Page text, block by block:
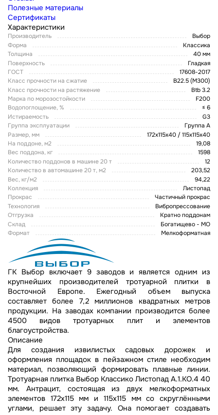
Полезные материалы
Сертификаты
Характеристики
Производитель
Выбор
Форма
Классика
Толщина
40 мм
Поверхность
Гладкая
ГОСТ
17608-2017
Класс прочности на сжатие
B22.5 (M300)
Класс прочности на растяжение
Btb 3.2
Марка по морозостойкости
F200
Водопоглощение, %
≤ 6
Истираемость
G3
Группа эксплуатации
Группа А
Размер, мм
172х115х40 / 115х115х40
На поддоне, м2
19,08
Вес поддона, кг
1598
Количество поддонов в машине 20 т
12
Количество в автомашине 20 т, м2
203,52
Вес, кг/м2
94,22
Коллекция
Листопад
Прокрас
Частичный прокрас
Технология
Вибропрессование
Отгрузка
Кратно поддонам
Склад
Богатищево - МО
Формат
Мелкоформатная
ГК Выбор включает 9 заводов и является одним из
крупнейших производителей тротуарной плитки в
Восточной Европе. Ежегодный объем выпуска
составляет более 7,2 миллионов квадратных метров
продукции. На заводах компании производится более
4500 видов тротуарных плит и элементов
благоустройства.
Описание
Для создания извилистых садовых дорожек и
оформления площадок в пейзажном стиле необходим
материал, позволяющий формировать плавные линии.
Тротуарная плитка Выбор Классико Листопад А.1.КО.4 40
мм. Антрацит, состоящая из двух мелкоформатных
элементов 172х115 мм и 115х115 мм со скруглёнными
углами, решает эту задачу. Она помогает создавать